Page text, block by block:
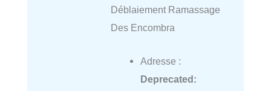
Déblaiement Ramassage
Des Encombra
Adresse :
Deprecated: